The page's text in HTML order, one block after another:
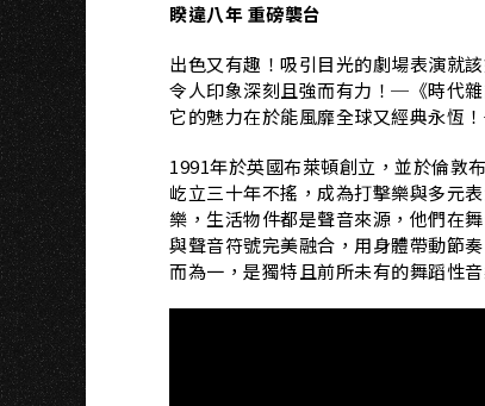
睽違八年 重磅襲台
出色又有趣！吸引目光的劇場表演就
令人印象深刻且強而有力！─《時代雜
它的魅力在於能風靡全球又經典永恆
1991年於英國布萊頓創立，並於倫敦
屹立三十年不搖，成為打擊樂與多元
樂，生活物件都是聲音來源，他們在
與聲音符號完美融合，用身體帶動節
而為一，是獨特且前所未有的舞蹈性音